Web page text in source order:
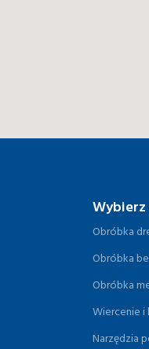
Obróbka
Obróbka
Obróbka
Wiercenie i
Narzędzia